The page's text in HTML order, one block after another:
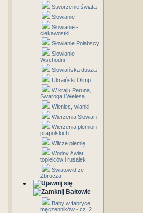
Stworzenie świata
Słowianie
Słowianie -
ciekawostki
Słowianie Połabscy
Słowianie
Wschodni
Słowiańska dusza
Ukraiński Olimp
W kraju Peruna,
Swaroga i Welesa
Wieniec, wianki
Wierzenia Słowian
Wierzenia plemion
prapolskich
Wilcze plemię
Wodny świat
topielców i rusałek
Światowid ze
Zbrucza
Bałtowie
Baby w fabryce
męczenników - cz. 2